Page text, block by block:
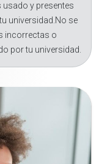
y presentes
universidad.No se
incorrectas o
por tu universidad.